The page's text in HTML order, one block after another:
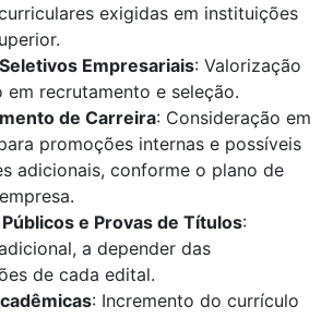
exigidas em instituições
Empresariais: Valorização
em recrutamento e seleção.
de Carreira: Consideração em
promoções internas e possíveis
adicionais, conforme o plano de
e Provas de Títulos:
a depender das
de cada edital.
: Incremento do currículo